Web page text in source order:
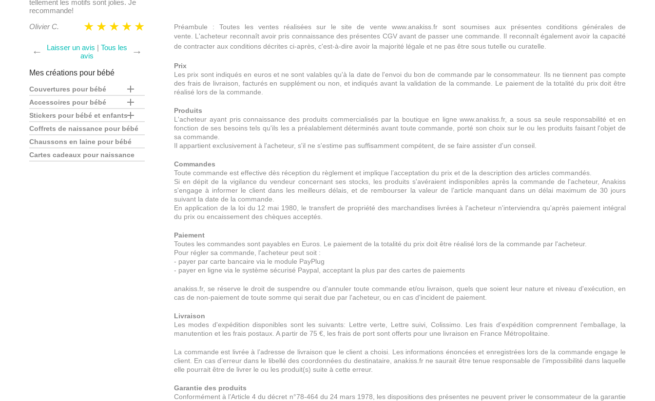
Préambule : Toutes les ventes réalisées sur le site de vente www.anakiss.fr sont soumises aux présentes conditions générales de
vente. L'acheteur reconnaît avoir pris connaissance des présentes CGV avant de passer une commande. Il reconnaît également avoir la capacité
de contracter aux conditions décrites ci-après, c'est-à-dire avoir la majorité légale et ne pas être sous tutelle ou curatelle.
Prix
Les prix sont indiqués en euros et ne sont valables qu'à la date de l'envoi du bon de commande par le consommateur. Ils ne tiennent pas compte
des frais de livraison, facturés en supplément ou non, et indiqués avant la validation de la commande. Le paiement de la totalité du prix doit être
réalisé lors de la commande.
Produits
L'acheteur ayant pris connaissance des produits commercialisés par la boutique en ligne www.anakiss.fr, a sous sa seule responsabilité et en
fonction de ses besoins tels qu'ils les a préalablement déterminés avant toute commande, porté son choix sur le ou les produits faisant l'objet de
sa commande.
Il appartient exclusivement à l'acheteur, s'il ne s'estime pas suffisamment compétent, de se faire assister d'un conseil.
Commandes
Toute commande est effective dès réception du règlement et implique l’acceptation du prix et de la description des articles commandés.
Si en dépit de la vigilance du vendeur concernant ses stocks, les produits s'avéraient indisponibles après la commande de l'acheteur, Anakiss
s'engage à informer le client dans les meilleurs délais, et de rembourser la valeur de l’article manquant dans un délai maximum de 30 jours
suivant la date de la commande.
En application de la loi du 12 mai 1980, le transfert de propriété des marchandises livrées à l'acheteur n'interviendra qu'après paiement intégral
du prix ou encaissement des chèques acceptés.
Paiement
Toutes les commandes sont payables en Euros. Le paiement de la totalité du prix doit être réalisé lors de la commande par l'acheteur.
Pour régler sa commande, l'acheteur peut soit :
- payer par carte bancaire via le module PayPlug
- payer en ligne via le système sécurisé Paypal, acceptant la plus par des cartes de paiements
anakiss.fr, se réserve le droit de suspendre ou d'annuler toute commande et/ou livraison, quels que soient leur nature et niveau d'exécution, en
cas de non-paiement de toute somme qui serait due par l'acheteur, ou en cas d'incident de paiement.
Livraison
Les modes d'expédition disponibles sont les suivants: Lettre verte, Lettre suivi, Colissimo. Les frais d'expédition comprennent l'emballage, la
manutention et les frais postaux. A partir de 75 €, les frais de port sont offerts pour une livraison en France Métropolitaine.
La commande est livrée à l’adresse de livraison que le client a choisi. Les informations énoncées et enregistrées lors de la commande engage le
client. En cas d’erreur dans le libellé des coordonnées du destinataire, anakiss.fr ne saurait être tenue responsable de l’impossibilité dans laquelle
elle pourrait être de livrer le ou les produit(s) suite à cette erreur.
Garantie des produits
Conformément à l’Article 4 du décret n°78-464 du 24 mars 1978, les dispositions des présentes ne peuvent priver le consommateur de la garantie
Julie M.
tellement les motifs sont jolies. Je
Olivier C.
Julie M.
← →
Laisser un avis | Tous les
avis
Mes créations pour bébé
Couvertures pour bébé 
Accessoires pour bébé 
Stickers pour bébé et enfants
Coffrets de naissance pour bébé
Chaussons en laine pour bébé
Cartes cadeaux pour naissance